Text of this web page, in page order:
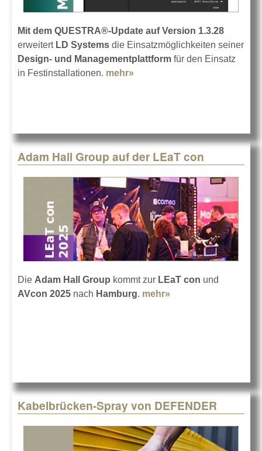
Mit dem QUESTRA®-Update auf Version 1.3.28
erweitert LD Systems die Einsatzmöglichkeiten seiner
Design- und Managementplattform für den Einsatz
in Festinstallationen. mehr»
Adam Hall Group auf der LEaT con
Die Adam Hall Group kommt zur LEaT con und
AVcon 2025 nach Hamburg. mehr»
Kabelbrücken-Spray von DEFENDER